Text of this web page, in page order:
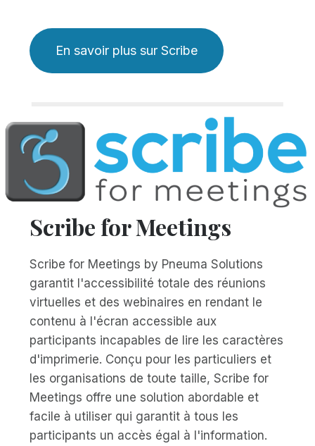
En savoir plus sur Scribe
Scribe for Meetings
Scribe for Meetings by Pneuma Solutions
garantit l'accessibilité totale des réunions
virtuelles et des webinaires en rendant le
contenu à l'écran accessible aux
participants incapables de lire les caractères
d'imprimerie. Conçu pour les particuliers et
les organisations de toute taille, Scribe for
Meetings offre une solution abordable et
facile à utiliser qui garantit à tous les
participants un accès égal à l'information.